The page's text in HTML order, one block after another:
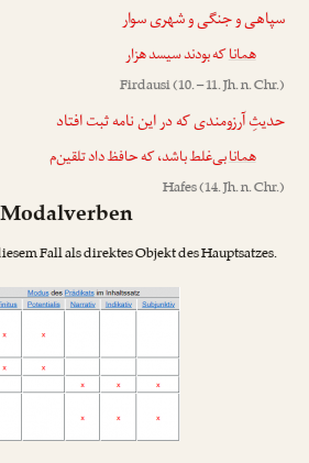
سپاهی و جنگی و شهری سوار
هماناکه بودند سیسد هزار
Firdausi(10. – 11. Jh. n. Chr.)
حدیثِ آرزومندی که در این نامه ثبت افتاد
همانابی‌غلط باشد، که حافظ داد تلقین‌م
Hafes(14. Jh. n. Chr.)
Fall als direktes Objekt des Hauptsatzes.